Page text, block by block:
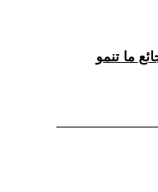
ما تنمو